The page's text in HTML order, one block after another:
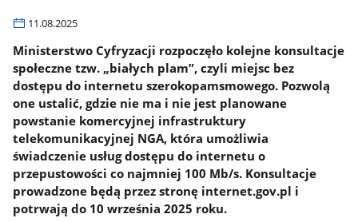
11.08.2025
Ministerstwo Cyfryzacji rozpoczęło kolejne konsultacje
społeczne tzw. „białych plam”, czyli miejsc bez
dostępu do internetu szerokopamsmowego. Pozwolą
one ustalić, gdzie nie ma i nie jest planowane
powstanie komercyjnej infrastruktury
telekomunikacyjnej NGA, która umożliwia
świadczenie usług dostępu do internetu o
przepustowości co najmniej 100 Mb/s. Konsultacje
prowadzone będą przez stronę internet.gov.pl i
potrwają do 10 września 2025 roku.